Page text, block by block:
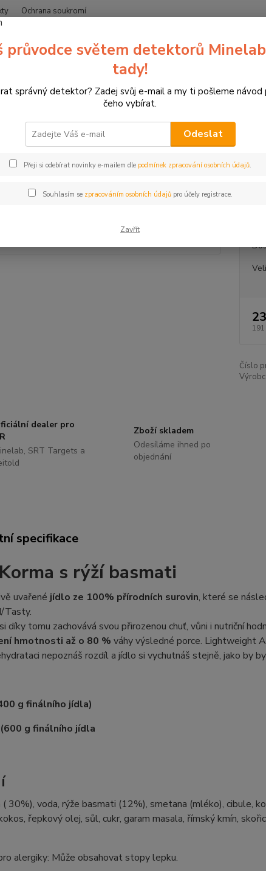
Ochrana soukromí
Hledat
Korma s rýží basmati
Korma s rýží basmati
Kuře
191
Číslo
dealer pro
SRT Targets a
Zboží skladem
Odesíláme ihned po
objednání
specifikace
Korma s rýží basmati
uvařené jídlo ze 100% přírodních surovin, které se
Tasty.
díky tomu zachovává svou přirozenou chuť, vůni i nutriční
hmotnosti až o 80 % váhy výsledné porce. Lightweight
nepoznáš rozdíl a jídlo si vychutnáš stejně, jako by
g finálního jídla)
g finálního jídla
( 30%), voda, rýže basmati (12%), smetana (mléko), cibule,
řepkový olej, sůl, cukr, garam masala, římský kmín,
alergiky: Může obsahovat stopy lepku.
průvodce světem detektorů
tady!
správný detektor? Zadej svůj e-mail a my ti pošleme návod
čeho vybírat.
Odeslat
Přeji si odebírat novinky e-mailem dle podmínek zpracování osobních údajů.
Souhlasím se zpracováním osobních údajůpro účely registrace.
Zavřít